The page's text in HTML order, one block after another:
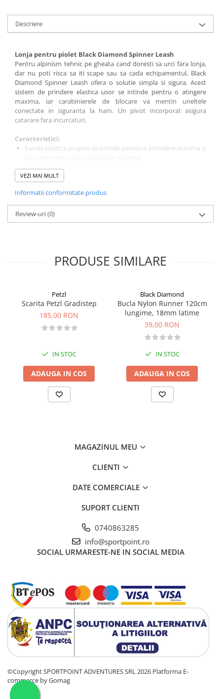
Descriere
Lonja pentru piolet Black Diamond Spinner Leash
Pentru alpinism tehnic pe gheata cand doresti sa urci fara lonja,
dar nu poti risca sa iti scapesau sa cada echipamentul, Black
Diamond Spinner Leash ofera o solutie simpla si sigura. Acest
sistem de prindere elastica usor se intinde pentru o atingere
maxima, iar carabinierele de blocare va mentin uneltele
conectate in siguranta la ham. Un pivot incorporat asigura
catarare fara incurcaturi.
Caracteristici:
banda elastica proprie se intinde pentru o intindere maxima si
carabiniere de blocare (fara greutate) se ataseaza la varf sau la
cap
evaluat la 2 kN (450 lbf)
greutate: 90 gr.
VEZI MAI MULT
Informatii conformitate produs
Review-uri(0)
PRODUSE SIMILARE
Petzl
Scarita Petzl Gradistep
185,00 RON
IN STOC
ADAUGA IN COS
Black Diamond
Bucla Nylon Runner 120cm
lungime, 18mm latime
39,00 RON
IN STOC
ADAUGA IN COS
MAGAZINUL MEU
CLIENTI
DATE COMERCIALE
SUPORT CLIENTI
0740863285
info@sportpoint.ro
SOCIAL URMARESTE-NE IN SOCIAL MEDIA
©Copyright SPORTPOINT ADVENTURES SRL 2026 Platforma E-
commerce by Gomag